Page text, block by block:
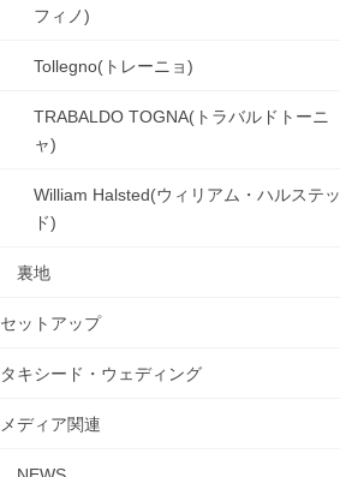
フィノ)
Tollegno(トレーニョ)
TRABALDO TOGNA(トラバルドトーニ
ャ)
William Halsted(ウィリアム・ハルステッ
ド)
裏地
セットアップ
タキシード・ウェディング
メディア関連